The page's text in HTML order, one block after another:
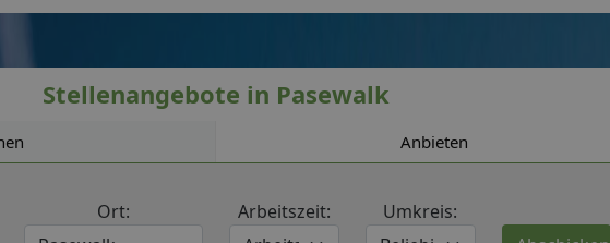
Stellenangebote in Pasewalk
Anbieten
Ort: Arbeitszeit: Umkreis: